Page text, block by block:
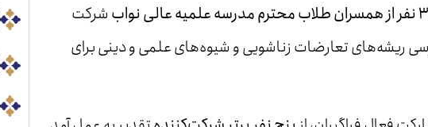
عالی نواب
شرکت
ریشه‌های تعارضات زناشویی و شیوه‌های علمی و دینی برای